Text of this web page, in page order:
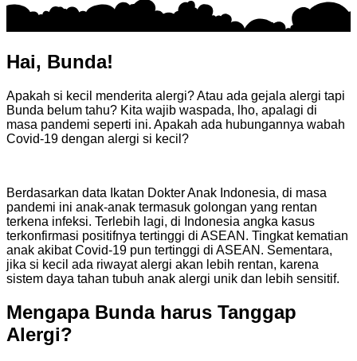
Hai, Bunda!
Apakah si kecil menderita alergi? Atau ada gejala alergi tapi
Bunda belum tahu? Kita wajib waspada, lho, apalagi di
masa pandemi seperti ini. Apakah ada hubungannya wabah
Covid-19 dengan alergi si kecil?
Berdasarkan data Ikatan Dokter Anak Indonesia, di masa
pandemi ini anak-anak termasuk golongan yang rentan
terkena infeksi. Terlebih lagi, di Indonesia angka kasus
terkonfirmasi positifnya tertinggi di ASEAN. Tingkat kematian
anak akibat Covid-19 pun tertinggi di ASEAN. Sementara,
jika si kecil ada riwayat alergi akan lebih rentan, karena
sistem daya tahan tubuh anak alergi unik dan lebih sensitif.
Mengapa Bunda harus Tanggap
Alergi?